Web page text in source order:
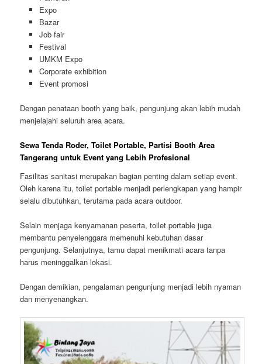
Expo
Bazar
Job fair
Festival
UMKM Expo
Corporate exhibition
Event promosi
Dengan penataan booth yang baik, pengunjung akan lebih mudah
menjelajahi seluruh area acara.
Sewa Tenda Roder, Toilet Portable, Partisi Booth Area
Tangerang untuk Event yang Lebih Profesional
Fasilitas sanitasi merupakan bagian penting dalam setiap event.
Oleh karena itu, toilet portable menjadi perlengkapan yang hampir
selalu dibutuhkan, terutama pada acara outdoor.
Selain menjaga kenyamanan peserta, toilet portable juga
membantu penyelenggara memenuhi kebutuhan dasar
pengunjung. Selanjutnya, tamu dapat menikmati acara tanpa
harus meninggalkan lokasi.
Dengan demikian, pengalaman pengunjung menjadi lebih nyaman
dan menyenangkan.